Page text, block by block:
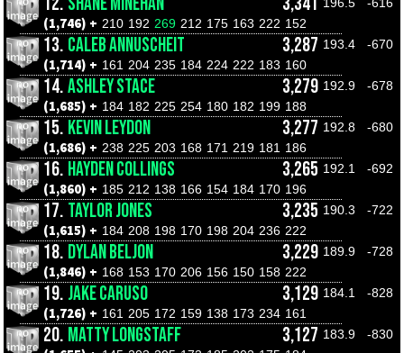
(1,746) + 210 192 269 212 175 163 222 152
13. CALEB ANNUSCHEIT 3,287 193.4 -670
(1,714) + 161 204 235 184 224 222 183 160
14.ASHLEY STACE 3,279 192.9 -678
(1,685) + 184 182 225 254 180 182 199 188
15. KEVIN LEYDON 3,277 192.8 -680
(1,686) + 238 225 203 168 171 219 181 186
16. HAYDEN COLLINGS 3,265 192.1 -692
(1,860) + 185 212 138 166 154 184 170 196
17. TAYLOR JONES 3,235 190.3 -722
(1,615) + 184 208 198 170 198 204 236 222
18. DYLAN BELJON 3,229 189.9 -728
(1,846) + 168 153 170 206 156 150 158 222
19. JAKE CARUSO 3,129 184.1 -828
(1,726) + 161 205 172 159 138 173 234 161
20. MATTY LONGSTAFF 3,127 183.9 -830